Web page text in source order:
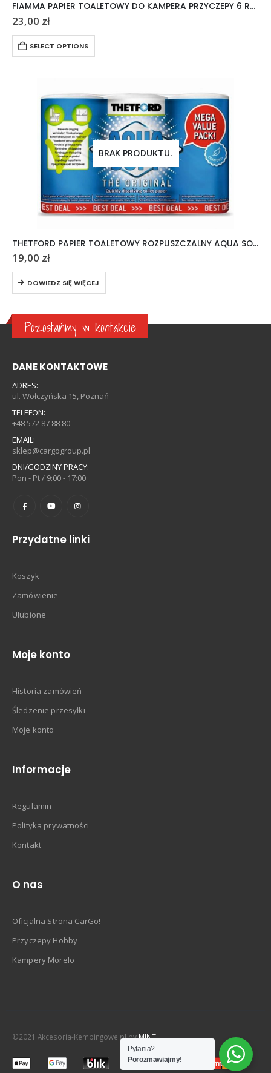
FIAMMA PAPIER TOALETOWY DO KAMPERA PRZYCZEPY 6 ROLEK
23,00 zł
SELECT OPTIONS
BRAK PRODUKTU.
THETFORD PAPIER TOALETOWY ROZPUSZCZALNY AQUA SOFT 6 ROLEK
19,00 zł
DOWIEDZ SIĘ WIĘCEJ
Pozostańmy w kontakcie
DANE KONTAKTOWE
ADRES:
ul. Wołczyńska 15, Poznań
TELEFON:
+48 572 87 88 80
EMAIL:
sklep@cargogroup.pl
DNI/GODZINY PRACY:
Pon - Pt / 9:00 - 17:00
Przydatne linki
Koszyk
Zamówienie
Ulubione
Moje konto
Historia zamówień
Śledzenie przesyłki
Moje konto
Informacje
Regulamin
Polityka prywatności
Kontakt
O nas
Oficjalna Strona CarGo!
Przyczepy Hobby
Kampery Morelo
©2021 Akcesoria-Kempingowe.pl byMINT
Pytania?
Porozmawiajmy!